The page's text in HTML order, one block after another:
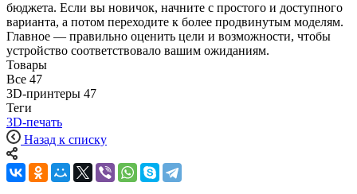
бюджета. Если вы новичок, начните с простого и доступного
варианта, а потом переходите к более продвинутым моделям.
Главное — правильно оценить цели и возможности, чтобы
устройство соответствовало вашим ожиданиям.
Товары
Все 47
3D-принтеры 47
Теги
3D-печать
Назад к списку